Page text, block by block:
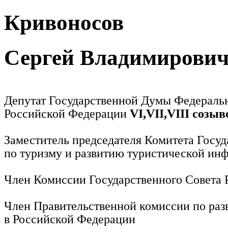
Кривоносов
Сергей
Депутат Государственной Думы
Российской Федерации VI,VII,VIII
Заместитель председателя Комитета
по туризму и развитию туристической
Член Комиссии Государственного
Член Правительственной комиссии по
в Российской Федерации